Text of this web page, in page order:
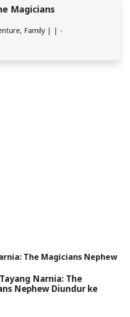
Magicians
Family | | -
The Magicians Nephew
Narnia: The
Nephew Diundur ke